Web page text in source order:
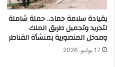
ل
غ
ا
ز
ق
ا
ل
خ
بقيادة سلامة حماد.. حملة شاملة
لتجريد وتجميل طريق الملك
ومدخل المنصورية بمنشأة القناطر
17 يوليو، 2026